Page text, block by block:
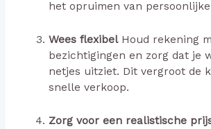
het opruimen van
Wees flexibelHoud rekening
bezichtigingen en zorg dat je
netjes uitziet. Dit vergroot de
snelle verkoop.
Zorg voor een realistische